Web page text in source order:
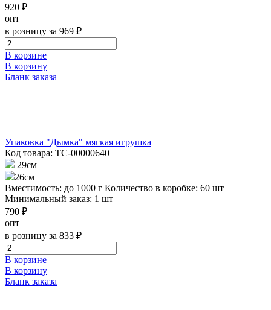
920 ₽
опт
в розницу за 969 ₽
В корзине
В корзину
Бланк заказа
Упаковка "Дымка" мягкая игрушка
Код товара: ТС-00000640
29см
26см
Вместимость: до 1000 г Количество в коробке: 60 шт
Минимальный заказ: 1 шт
790 ₽
опт
в розницу за 833 ₽
В корзине
В корзину
Бланк заказа